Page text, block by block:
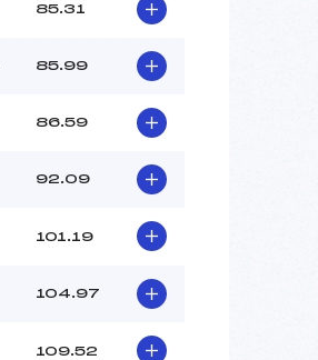
85.31
85.99
86.59
92.09
101.19
104.97
109.52